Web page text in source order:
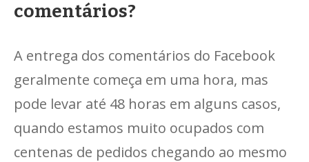
comentários?
A entrega dos comentários do Facebook
geralmente começa em uma hora, mas
pode levar até 48 horas em alguns casos,
quando estamos muito ocupados com
centenas de pedidos chegando ao mesmo